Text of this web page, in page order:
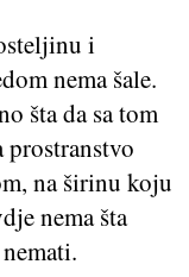
i
nema šale.
šta da sa tom
na širinu koju
nema šta